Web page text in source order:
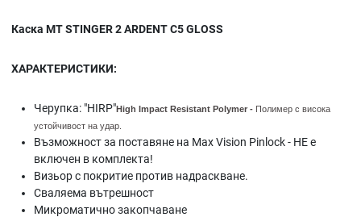
Каска MT STINGER 2 ARDENT C5 GLOSS
ХАРАКТЕРИСТИКИ:
Черупка: "HIRP"High Impact Resistant Polymer - Полимер с висока
устойчивост на удар.
Възможност за поставяне на Max Vision Pinlock - НЕ е
включен в комплекта!
Визьор с покритие против надраскване.
Сваляема вътрешност
Микроматично закопчаване